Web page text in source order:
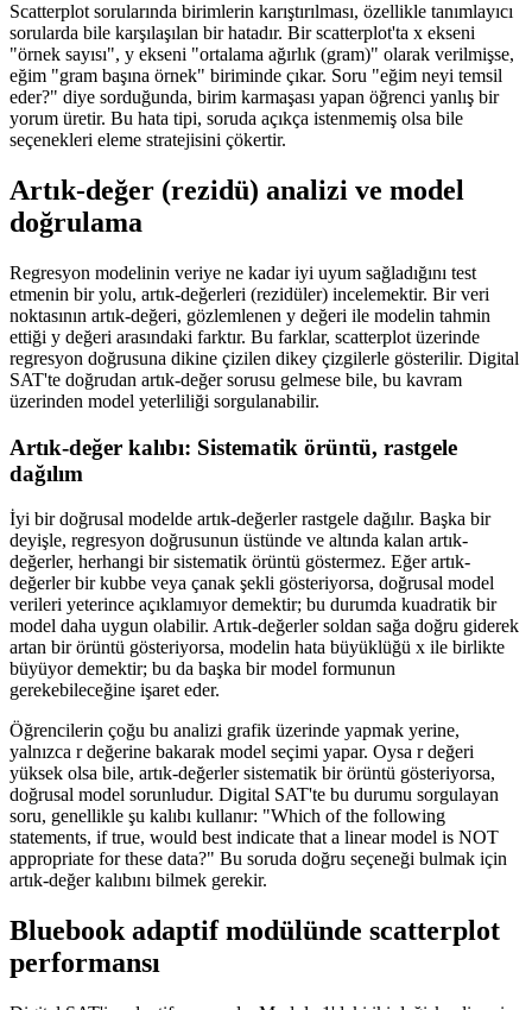
Scatterplot sorularında birimlerin karıştırılması, özellikle tanımlayıcı
sorularda bile karşılaşılan bir hatadır. Bir scatterplot'ta x ekseni
"örnek sayısı", y ekseni "ortalama ağırlık (gram)" olarak verilmişse,
eğim "gram başına örnek" biriminde çıkar. Soru "eğim neyi temsil
eder?" diye sorduğunda, birim karmaşası yapan öğrenci yanlış bir
yorum üretir. Bu hata tipi, soruda açıkça istenmemiş olsa bile
seçenekleri eleme stratejisini çökertir.
Artık-değer (rezidü) analizi ve model
doğrulama
Regresyon modelinin veriye ne kadar iyi uyum sağladığını test
etmenin bir yolu, artık-değerleri (rezidüler) incelemektir. Bir veri
noktasının artık-değeri, gözlemlenen y değeri ile modelin tahmin
ettiği y değeri arasındaki farktır. Bu farklar, scatterplot üzerinde
regresyon doğrusuna dikine çizilen dikey çizgilerle gösterilir. Digital
SAT'te doğrudan artık-değer sorusu gelmese bile, bu kavram
üzerinden model yeterliliği sorgulanabilir.
Artık-değer kalıbı: Sistematik örüntü, rastgele
dağılım
İyi bir doğrusal modelde artık-değerler rastgele dağılır. Başka bir
deyişle, regresyon doğrusunun üstünde ve altında kalan artık-
değerler, herhangi bir sistematik örüntü göstermez. Eğer artık-
değerler bir kubbe veya çanak şekli gösteriyorsa, doğrusal model
verileri yeterince açıklamıyor demektir; bu durumda kuadratik bir
model daha uygun olabilir. Artık-değerler soldan sağa doğru giderek
artan bir örüntü gösteriyorsa, modelin hata büyüklüğü x ile birlikte
büyüyor demektir; bu da başka bir model formunun
gerekebileceğine işaret eder.
Öğrencilerin çoğu bu analizi grafik üzerinde yapmak yerine,
yalnızca r değerine bakarak model seçimi yapar. Oysa r değeri
yüksek olsa bile, artık-değerler sistematik bir örüntü gösteriyorsa,
doğrusal model sorunludur. Digital SAT'te bu durumu sorgulayan
soru, genellikle şu kalıbı kullanır: "Which of the following
statements, if true, would best indicate that a linear model is NOT
appropriate for these data?" Bu soruda doğru seçeneği bulmak için
artık-değer kalıbını bilmek gerekir.
Bluebook adaptif modülünde scatterplot
performansı